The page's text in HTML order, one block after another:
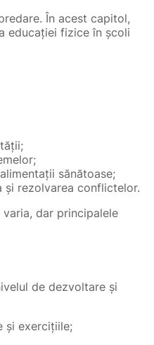
În acest capitol,
educației fizice în școli
sănătoase;
și rezolvarea conflictelor.
dar principalele
de dezvoltare și
și exercițiile;